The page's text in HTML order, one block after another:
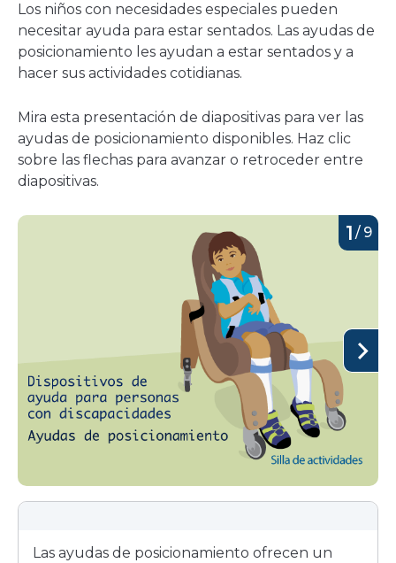
nueva
ventana
Los niños con necesidades especiales pueden
necesitar ayuda para estar sentados. Las ayudas de
posicionamiento les ayudan a estar sentados y a
hacer sus actividades cotidianas.
Mira esta presentación de diapositivas para ver las
ayudas de posicionamiento disponibles. Haz clic
sobre las flechas para avanzar o retroceder entre
diapositivas.
Las ayudas de posicionamiento ofrecen un
1 / 9